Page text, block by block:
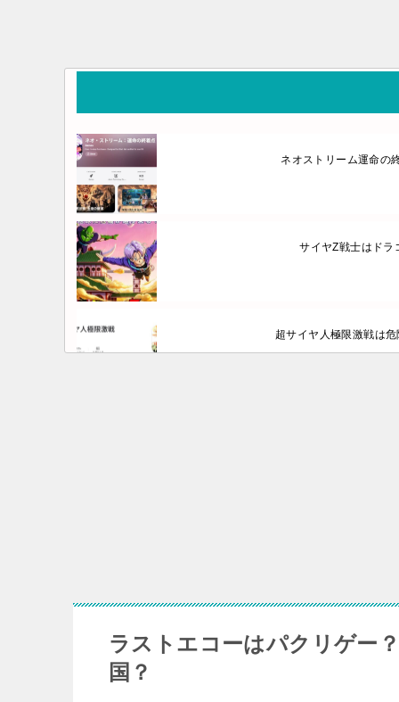
ネオストリーム運命の
サイヤZ戦士はドラ
超サイヤ人極限激戦は
ラストエコーはパクリゲー
国？